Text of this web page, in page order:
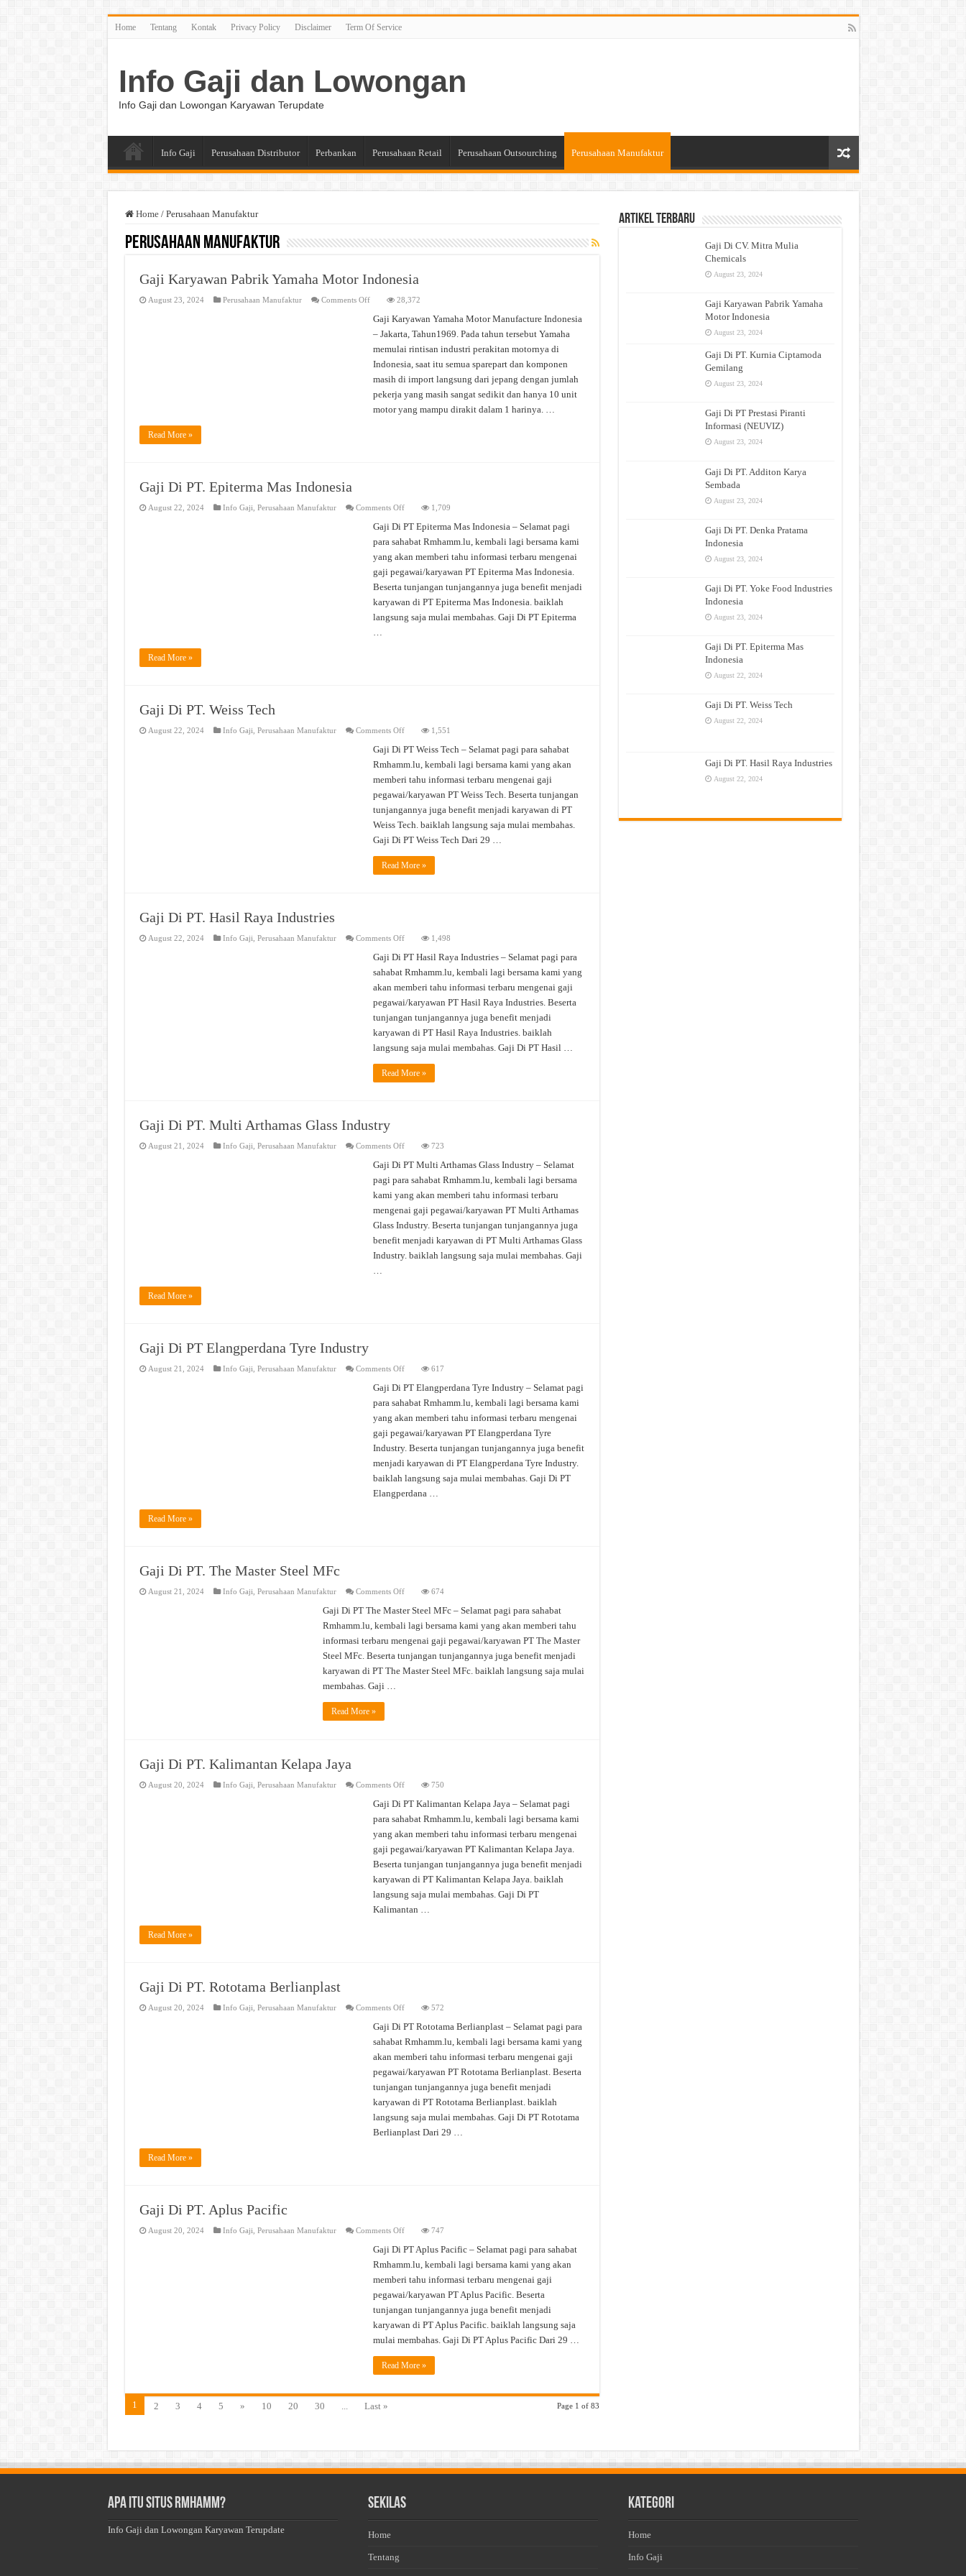
Home Tentang Kontak Privacy Policy Disclaimer Term Of Service
Info Gaji dan Lowongan
Info Gaji dan Lowongan Karyawan Terupdate
Info Gaji Perusahaan Distributor Perbankan Perusahaan Retail Perusahaan Outsourching Perusahaan Manufaktur
Home / Perusahaan Manufaktur
Perusahaan Manufaktur
Gaji Karyawan Pabrik Yamaha Motor Indonesia
August 23, 2024 Perusahaan Manufaktur Comments Offon
Karyawan
Pabrik
Yamaha
Indonesia
28,372
Gaji Karyawan Yamaha Motor Manufacture Indonesia
– Jakarta, Tahun1969. Pada tahun tersebut Yamaha
memulai rintisan industri perakitan motornya di
Indonesia, saat itu semua sparepart dan komponen
masih di import langsung dari jepang dengan jumlah
pekerja yang masih sangat sedikit dan hanya 10 unit
motor yang mampu dirakit dalam 1 harinya. …
Read More »
Gaji Di PT. Epiterma Mas Indonesia
August 22, 2024 Info Gaji Perusahaan Manufaktur Comments Offon
Di
PT.
Epiterma
Indonesia
1,709
Gaji Di PT Epiterma Mas Indonesia – Selamat pagi
para sahabat Rmhamm.lu, kembali lagi bersama kami
yang akan memberi tahu informasi terbaru mengenai
gaji pegawai/karyawan PT Epiterma Mas Indonesia.
Beserta tunjangan tunjangannya juga benefit menjadi
karyawan di PT Epiterma Mas Indonesia. baiklah
langsung saja mulai membahas. Gaji Di PT Epiterma
…
Read More »
Gaji Di PT. Weiss Tech
August 22, 2024 Info Gaji Perusahaan Manufaktur Comments Offon
Di
PT.
Weiss
1,551
Gaji Di PT Weiss Tech – Selamat pagi para sahabat
Rmhamm.lu, kembali lagi bersama kami yang akan
memberi tahu informasi terbaru mengenai gaji
pegawai/karyawan PT Weiss Tech. Beserta tunjangan
tunjangannya juga benefit menjadi karyawan di PT
Weiss Tech. baiklah langsung saja mulai membahas.
Gaji Di PT Weiss Tech Dari 29 …
Read More »
Gaji Di PT. Hasil Raya Industries
August 22, 2024 Info Gaji Perusahaan Manufaktur Comments Offon
Di
PT.
Hasil
Industries
1,498
Gaji Di PT Hasil Raya Industries – Selamat pagi para
sahabat Rmhamm.lu, kembali lagi bersama kami yang
akan memberi tahu informasi terbaru mengenai gaji
pegawai/karyawan PT Hasil Raya Industries. Beserta
tunjangan tunjangannya juga benefit menjadi
karyawan di PT Hasil Raya Industries. baiklah
langsung saja mulai membahas. Gaji Di PT Hasil …
Read More »
Gaji Di PT. Multi Arthamas Glass Industry
August 21, 2024 Info Gaji Perusahaan Manufaktur Comments Offon
Di
PT.
Multi
Glass
Industry
723
Gaji Di PT Multi Arthamas Glass Industry – Selamat
pagi para sahabat Rmhamm.lu, kembali lagi bersama
kami yang akan memberi tahu informasi terbaru
mengenai gaji pegawai/karyawan PT Multi Arthamas
Glass Industry. Beserta tunjangan tunjangannya juga
benefit menjadi karyawan di PT Multi Arthamas Glass
Industry. baiklah langsung saja mulai membahas. Gaji
…
Read More »
Gaji Di PT Elangperdana Tyre Industry
August 21, 2024 Info Gaji Perusahaan Manufaktur Comments Offon
Di
PT
Elangperdana
Industry
617
Gaji Di PT Elangperdana Tyre Industry – Selamat pagi
para sahabat Rmhamm.lu, kembali lagi bersama kami
yang akan memberi tahu informasi terbaru mengenai
gaji pegawai/karyawan PT Elangperdana Tyre
Industry. Beserta tunjangan tunjangannya juga benefit
menjadi karyawan di PT Elangperdana Tyre Industry.
baiklah langsung saja mulai membahas. Gaji Di PT
Elangperdana …
Read More »
Gaji Di PT. The Master Steel MFc
August 21, 2024 Info Gaji Perusahaan Manufaktur Comments Offon
Di
PT.
The
Master
Steel
MFc
674
Gaji Di PT The Master Steel MFc – Selamat pagi para sahabat
Rmhamm.lu, kembali lagi bersama kami yang akan memberi tahu
informasi terbaru mengenai gaji pegawai/karyawan PT The Master
Steel MFc. Beserta tunjangan tunjangannya juga benefit menjadi
karyawan di PT The Master Steel MFc. baiklah langsung saja mulai
membahas. Gaji …
Read More »
Gaji Di PT. Kalimantan Kelapa Jaya
August 20, 2024 Info Gaji Perusahaan Manufaktur Comments Offon
Di
PT.
Kalimantan
Jaya
750
Gaji Di PT Kalimantan Kelapa Jaya – Selamat pagi
para sahabat Rmhamm.lu, kembali lagi bersama kami
yang akan memberi tahu informasi terbaru mengenai
gaji pegawai/karyawan PT Kalimantan Kelapa Jaya.
Beserta tunjangan tunjangannya juga benefit menjadi
karyawan di PT Kalimantan Kelapa Jaya. baiklah
langsung saja mulai membahas. Gaji Di PT
Kalimantan …
Read More »
Gaji Di PT. Rototama Berlianplast
August 20, 2024 Info Gaji Perusahaan Manufaktur Comments Offon
Di
PT.
Rototama
572
Gaji Di PT Rototama Berlianplast – Selamat pagi para
sahabat Rmhamm.lu, kembali lagi bersama kami yang
akan memberi tahu informasi terbaru mengenai gaji
pegawai/karyawan PT Rototama Berlianplast. Beserta
tunjangan tunjangannya juga benefit menjadi
karyawan di PT Rototama Berlianplast. baiklah
langsung saja mulai membahas. Gaji Di PT Rototama
Berlianplast Dari 29 …
Read More »
Gaji Di PT. Aplus Pacific
August 20, 2024 Info Gaji Perusahaan Manufaktur Comments Offon
Di
PT.
Aplus
747
Gaji Di PT Aplus Pacific – Selamat pagi para sahabat
Rmhamm.lu, kembali lagi bersama kami yang akan
memberi tahu informasi terbaru mengenai gaji
pegawai/karyawan PT Aplus Pacific. Beserta
tunjangan tunjangannya juga benefit menjadi
karyawan di PT Aplus Pacific. baiklah langsung saja
mulai membahas. Gaji Di PT Aplus Pacific Dari 29 …
Read More »
Page 1 of 83
1 2 3 4 5 » 10 20 30 ... Last »
Artikel Terbaru
Gaji Di CV. Mitra Mulia
Chemicals
August 23, 2024
Gaji Karyawan Pabrik Yamaha
Motor Indonesia
August 23, 2024
Gaji Di PT. Kurnia Ciptamoda
Gemilang
August 23, 2024
Gaji Di PT Prestasi Piranti
Informasi (NEUVIZ)
August 23, 2024
Gaji Di PT. Additon Karya
Sembada
August 23, 2024
Gaji Di PT. Denka Pratama
Indonesia
August 23, 2024
Gaji Di PT. Yoke Food Industries
Indonesia
August 23, 2024
Gaji Di PT. Epiterma Mas
Indonesia
August 22, 2024
Gaji Di PT. Weiss Tech
August 22, 2024
Gaji Di PT. Hasil Raya Industries
August 22, 2024
Apa Itu Situs Rmhamm?
Info Gaji dan Lowongan Karyawan Terupdate
Sekilas
Home
Tentang
Kategori
Home
Info Gaji